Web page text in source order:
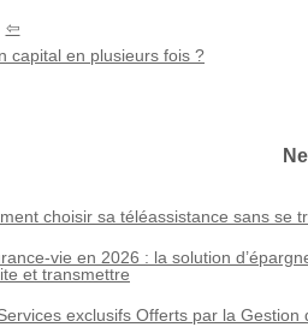
capital en plusieurs fois ?
choisir sa téléassistance sans se
vie en 2026 : la solution
et transmettre
exclusifs Offerts par la Gestion